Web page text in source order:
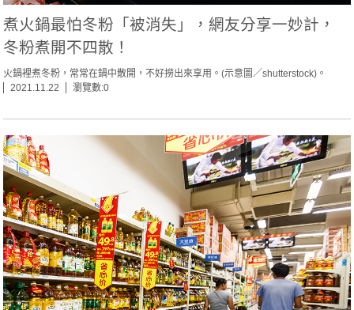
煮火鍋最怕冬粉「被消失」，網友分享一妙計，
冬粉煮開不四散！
火鍋裡煮冬粉，常常在鍋中散開，不好撈出來享用。(示意圖／shutterstock)。
2021.11.22
瀏覽數:0